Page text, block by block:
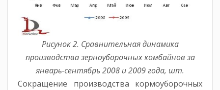
Рисунок 2. Сравнительная динамика
производства зерноуборочных комбайнов за
январь-сентябрь 2008 и 2009 года, шт.
Сокращение производства кормоуборочных